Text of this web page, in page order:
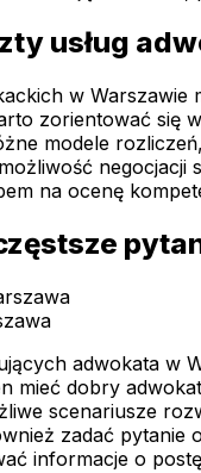
usług
w
zorientować się
modele
negocjacji
na ocenę
adwokata w
mieć dobry
scenariusze
zadać pytanie
informacje o